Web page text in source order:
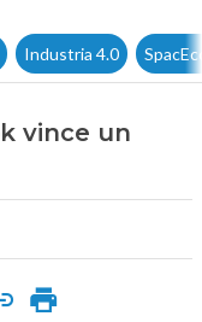
Industria 4.0
vince un